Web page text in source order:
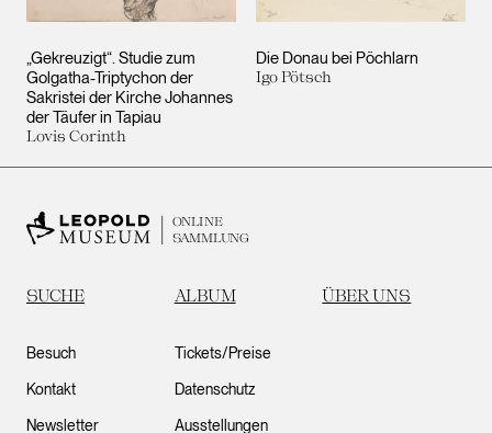
„Gekreuzigt“. Studie zum
Golgatha-Triptychon der
Sakristei der Kirche Johannes
der Täufer in Tapiau
Lovis Corinth
Die Donau bei Pöchlarn
Igo Pötsch
ONLINE
SAMMLUNG
SUCHE ALBUM ÜBER UNS
Besuch
Kontakt
Newsletter
Tickets/Preise
Datenschutz
Ausstellungen